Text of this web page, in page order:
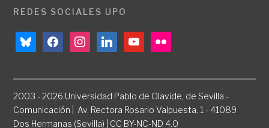
REDES SOCIALES UPO
blueskyfacebookinstagramlinkedinyoutubeflickr
2003 - 2026 Universidad Pablo de Olavide, de Sevilla -
Comunicación | Av. Rectora Rosario Valpuesta, 1 - 41089
Dos Hermanas (Sevilla) | CC BY-NC-ND 4.0